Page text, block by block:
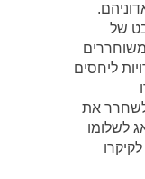
של
ליחסים
לשחרר את
לשלומו